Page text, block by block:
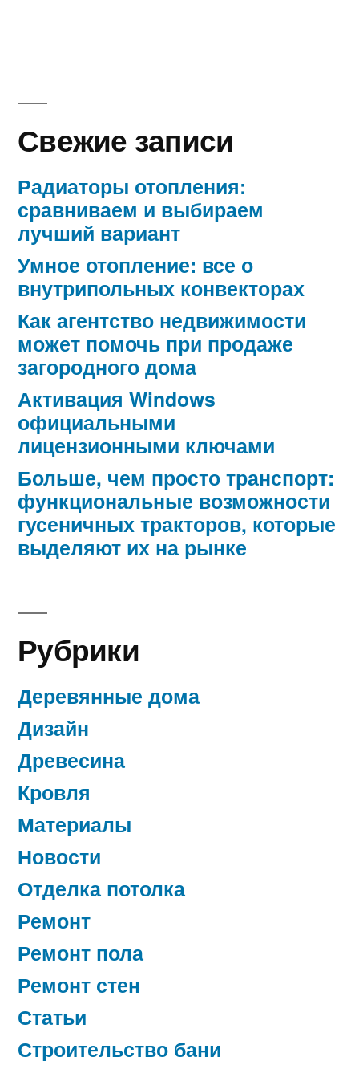
Свежие записи
Радиаторы отопления:
сравниваем и выбираем
лучший вариант
Умное отопление: все о
внутрипольных конвекторах
Как агентство недвижимости
может помочь при продаже
загородного дома
Активация Windows
официальными
лицензионными ключами
Больше, чем просто транспорт:
функциональные возможности
гусеничных тракторов, которые
выделяют их на рынке
Рубрики
Деревянные дома
Дизайн
Древесина
Кровля
Материалы
Новости
Отделка потолка
Ремонт
Ремонт пола
Ремонт стен
Статьи
Строительство бани